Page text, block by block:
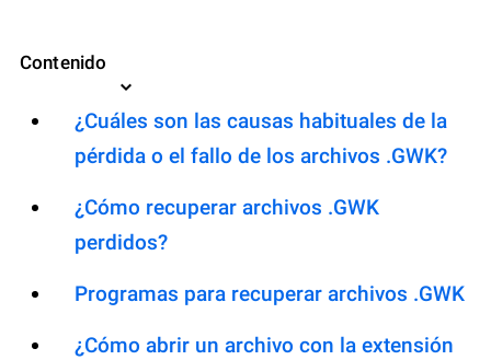
Contenido
¿Cuáles son las causas habituales de la
pérdida o el fallo de los archivos .GWK?
¿Cómo recuperar archivos .GWK
perdidos?
Programas para recuperar archivos .GWK
¿Cómo abrir un archivo con la extensión